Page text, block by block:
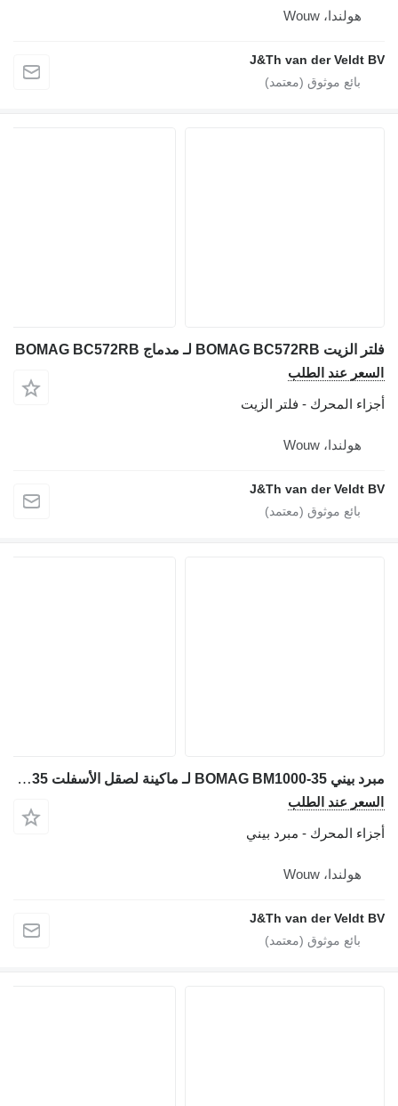
هولندا، Wouw
J&Th van der Veldt BV
فلتر الزيت BOMAG BC572RB لـ مدماج BOMAG BC572RB
السعر عند الطلب
أجزاء المحرك - فلتر الزيت
هولندا، Wouw
J&Th van der Veldt BV
مبرد بيني BOMAG BM1000-35 لـ ماكينة لصقل الأسفلت BOMAG BM1000-35
السعر عند الطلب
أجزاء المحرك - مبرد بيني
هولندا، Wouw
J&Th van der Veldt BV